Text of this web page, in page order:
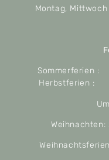
Montag,
Sommerferien :
Herbstferien :
Weihnachten: